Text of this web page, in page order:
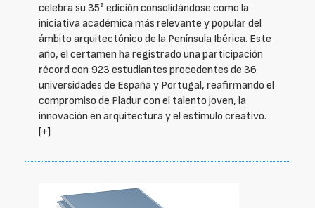
celebra su 35ª edición consolidándose como la
iniciativa académica más relevante y popular del
ámbito arquitectónico de la Península Ibérica. Este
año, el certamen ha registrado una participación
récord con 923 estudiantes procedentes de 36
universidades de España y Portugal, reafirmando el
compromiso de Pladur con el talento joven, la
innovación en arquitectura y el estímulo creativo.
[+]